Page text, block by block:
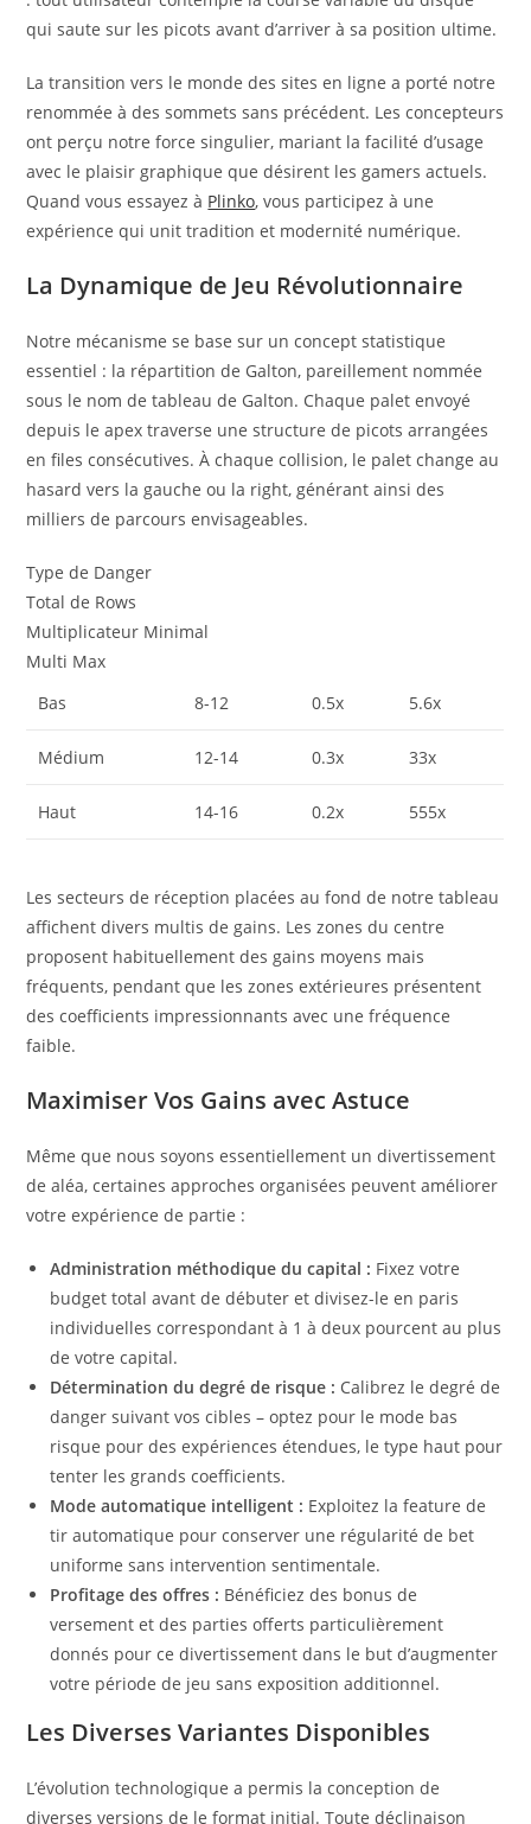
qui saute sur les picots avant d’arriver à sa position ultime.
La transition vers le monde des sites en ligne a porté notre
renommée à des sommets sans précédent. Les concepteurs
ont perçu notre force singulier, mariant la facilité d’usage
avec le plaisir graphique que désirent les gamers actuels.
Quand vous essayez à Plinko, vous participez à une
expérience qui unit tradition et modernité numérique.
La Dynamique de Jeu Révolutionnaire
Notre mécanisme se base sur un concept statistique
essentiel : la répartition de Galton, pareillement nommée
sous le nom de tableau de Galton. Chaque palet envoyé
depuis le apex traverse une structure de picots arrangées
en files consécutives. À chaque collision, le palet change au
hasard vers la gauche ou la right, générant ainsi des
milliers de parcours envisageables.
Type de Danger
Total de Rows
Multiplicateur Minimal
Multi Max
Bas
8-12 0.5x 5.6x
Médium 12-14 0.3x 33x
Haut 14-16 0.2x 555x
Les secteurs de réception placées au fond de notre tableau
affichent divers multis de gains. Les zones du centre
proposent habituellement des gains moyens mais
fréquents, pendant que les zones extérieures présentent
des coefficients impressionnants avec une fréquence
faible.
Maximiser Vos Gains avec Astuce
Même que nous soyons essentiellement un divertissement
de aléa, certaines approches organisées peuvent améliorer
votre expérience de partie :
Administration méthodique du capital : Fixez votre
budget total avant de débuter et divisez-le en paris
individuelles correspondant à 1 à deux pourcent au plus
de votre capital.
Détermination du degré de risque : Calibrez le degré de
danger suivant vos cibles – optez pour le mode bas
risque pour des expériences étendues, le type haut pour
tenter les grands coefficients.
Mode automatique intelligent : Exploitez la feature de
tir automatique pour conserver une régularité de bet
uniforme sans intervention sentimentale.
Profitage des offres : Bénéficiez des bonus de
versement et des parties offerts particulièrement
donnés pour ce divertissement dans le but d’augmenter
votre période de jeu sans exposition additionnel.
Les Diverses Variantes Disponibles
L’évolution technologique a permis la conception de
diverses versions de le format initial. Toute déclinaison